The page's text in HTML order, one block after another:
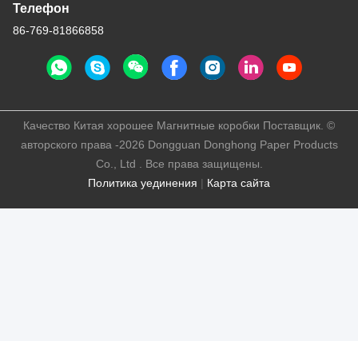
Телефон
86-769-81866858
Политика уединения | Карта сайта
Качество Китая хорошее Магнитные коробки Поставщик. ©
авторского права -2026 Dongguan Donghong Paper Products
Co., Ltd . Все права защищены.